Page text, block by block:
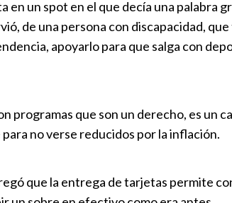
que se
Sin categoría
Aguacero
Puebla |
un spot en el que decía una palabra
de una persona con discapacidad,
apoyarlo para que salga con
programas que son un derecho, es un
no verse reducidos por la inflación.
que la entrega de tarjetas permite